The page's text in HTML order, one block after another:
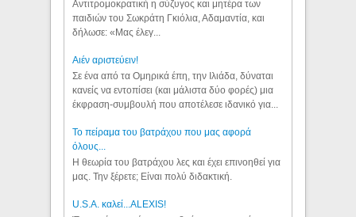
Αντιτρομοκρατική η σύζυγος και μητέρα των
παιδιών του Σωκράτη Γκιόλια, Αδαμαντία, και
δήλωσε: «Μας έλεγ...
Aιέν αριστεύειν!
Σε ένα από τα Ομηρικά έπη, την Ιλιάδα, δύναται
κανείς να εντοπίσει (και μάλιστα δύο φορές) μια
έκφραση-συμβουλή που αποτέλεσε ιδανικό για...
Το πείραμα του βατράχου που μας αφορά
όλους...
Η θεωρία του βατράχου λες και έχει επινοηθεί για
μας. Την ξέρετε; Είναι πολύ διδακτική.
U.S.A. καλεί...ALEXIS!